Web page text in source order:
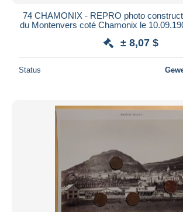
74 CHAMONIX - REPRO photo
du Montenvers coté Chamonix le
± 8,07 $
Status